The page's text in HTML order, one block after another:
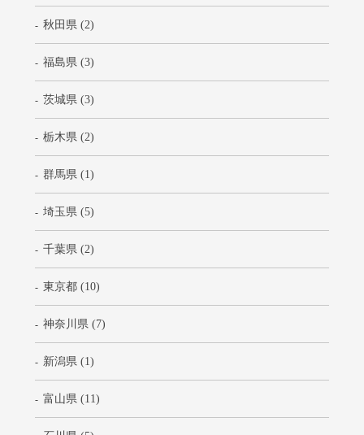
秋田県 (2)
福島県 (3)
茨城県 (3)
栃木県 (2)
群馬県 (1)
埼玉県 (5)
千葉県 (2)
東京都 (10)
神奈川県 (7)
新潟県 (1)
富山県 (11)